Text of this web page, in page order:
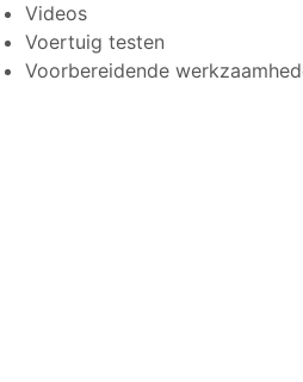
Videos
Voertuig testen
Voorbereidende